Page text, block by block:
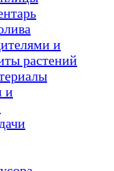
и
растений
и